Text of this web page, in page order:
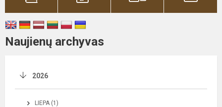
Naujienų archyvas
2026
LIEPA (1)